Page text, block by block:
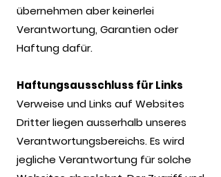
übernehmen aber keinerlei
Verantwortung, Garantien oder
Haftung dafür.
Haftungsausschluss für Links
Verweise und Links auf Websites
Dritter liegen ausserhalb unseres
Verantwortungsbereichs. Es wird
jegliche Verantwortung für solche